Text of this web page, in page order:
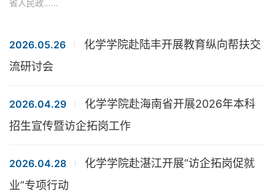
省人民政……
2026.05.26
化学学院赴陆丰开展教育纵向帮扶交
流研讨会
2026.04.29
化学学院赴海南省开展2026年本科
招生宣传暨访企拓岗工作
2026.04.28
化学学院赴湛江开展“访企拓岗促就
业”专项行动